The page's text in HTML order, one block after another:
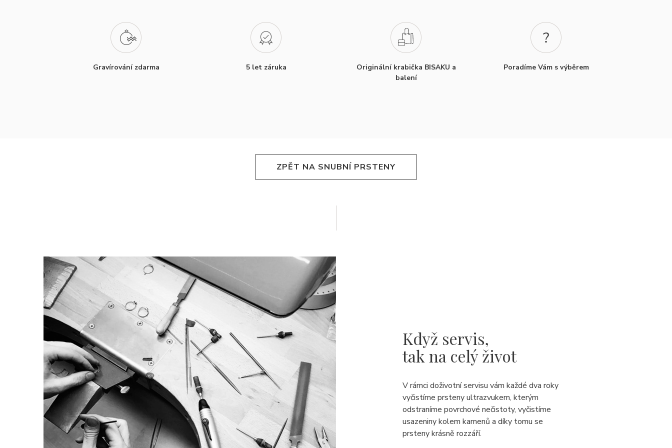
Gravírování zdarma 5 let záruka
Originální krabička BISAKU a
balení
Poradíme Vám s výběrem
ZPĚT NA SNUBNÍ PRSTENY
Když servis,
tak na celý život
V rámci doživotní servisu vám každé dva roky
vyčistíme prsteny ultrazvukem, kterým
odstraníme povrchové nečistoty, vyčistíme
usazeniny kolem kamenů a díky tomu se
prsteny krásně rozzáří.